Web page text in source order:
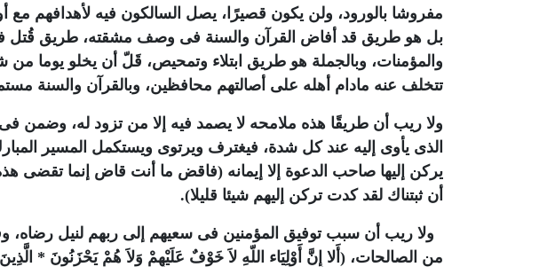
مفروشا بالورود، ولن يكون قصيرًا، يصل السالكون فيه لأهدافهم
بل هو طريق قد أفاض القرآن والسنة فى وصف مشقته، طريق قُتل فيه
والمؤمنات، وبالجملة هو طريق ابتلاء وتمحيص، قَلّ أن يخلو يوما من
تتخلف عنه مادام أهله على أصالتهم محافظين، وبالقرآن والسنة
ولا ريب أن طريقًا هذه ملامحه لا يصمد فيه إلا من تزود له، وضمن
الذى يأوى إليه عند كل شدة، فيغترف ويرتوى ويستكمل المسير
يركن إليها صاحب الدعوة إلا إيمانه (فاقض ما أنت قاض إنما تقضى هذه
أن ثبتناك لقد كدت تركن إليهم شيئا قليلا).
ولا ريب أن سبب توفيق المؤمنين فى سعيهم إلى ربهم لنيل رضاه،
من الصالحات، (أَلا إِنَّ أَوْلِيَاء اللّهِ لاَ خَوْفٌ عَلَيْهِمْ وَلاَ هُمْ يَحْزَنُونَ *